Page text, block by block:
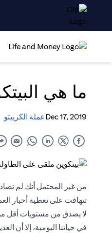
ما هي
Dec 17, 2019عملة الكريبتو
من غير المحتمل أنك لم
في حياتنا اليومية، إلا أن